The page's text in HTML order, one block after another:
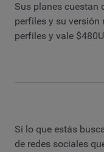
Sus planes cuestan
perfiles y su
perfiles y vale
Si lo que estás
de redes sociales